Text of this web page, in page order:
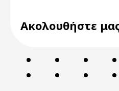
Ακολουθήστε